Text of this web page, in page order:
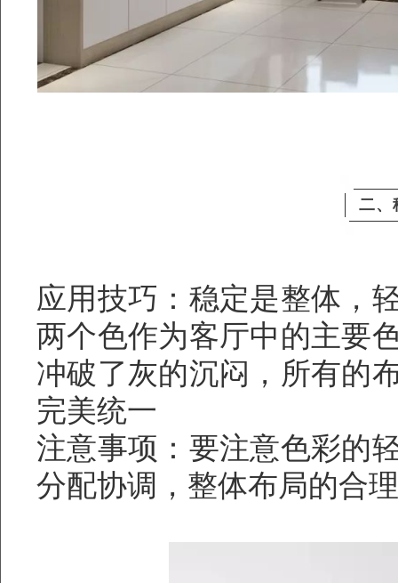
二、
应用技巧：稳定是整体，
两个色作为客厅中的主要
冲破了灰的沉闷，所有的
完美统一
注意事项：要注意色彩的
分配协调，整体布局的合